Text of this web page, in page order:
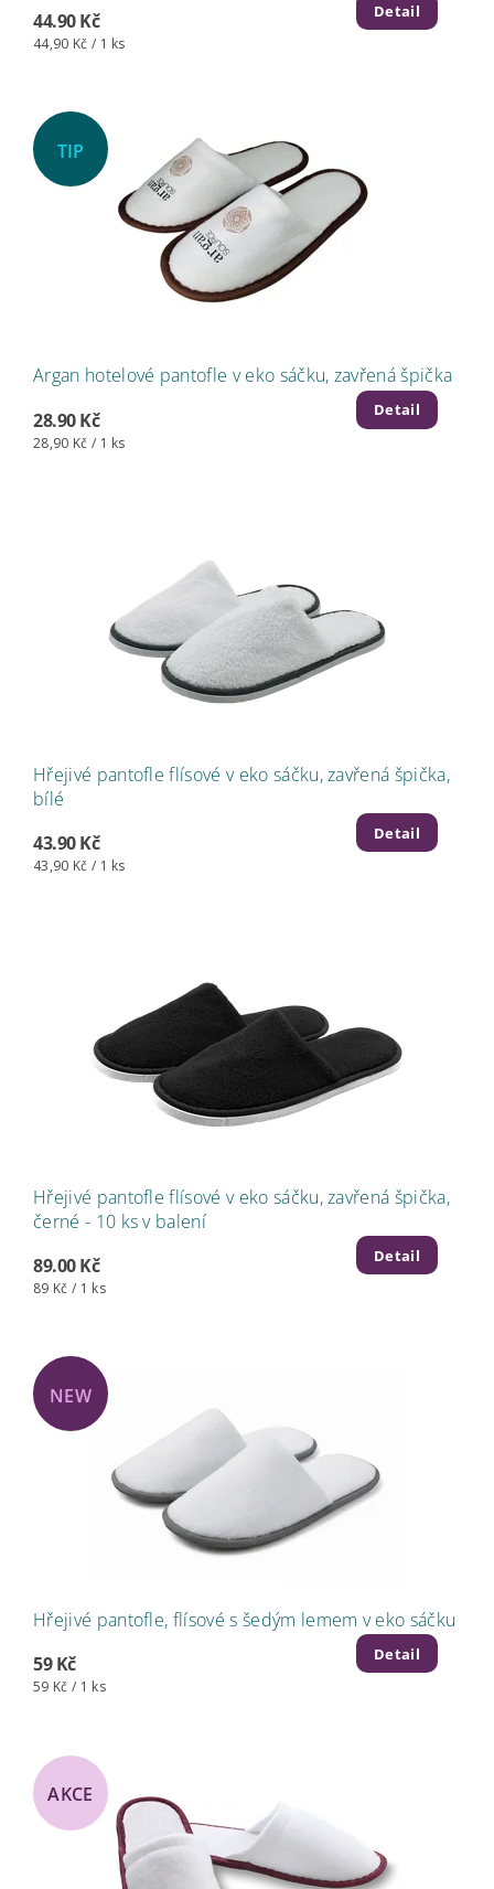
44.90 Kč
44,90 Kč / 1 ks
Detail
TIP
Argan hotelové pantofle v eko sáčku, zavřená špička
28.90 Kč
28,90 Kč / 1 ks
Detail
Hřejivé pantofle flísové v eko sáčku, zavřená špička,
bílé
43.90 Kč
43,90 Kč / 1 ks
Detail
Hřejivé pantofle flísové v eko sáčku, zavřená špička,
černé - 10 ks v balení
89.00 Kč
89 Kč / 1 ks
Detail
NEW
Hřejivé pantofle, flísové s šedým lemem v eko sáčku
59 Kč
59 Kč / 1 ks
Detail
AKCE